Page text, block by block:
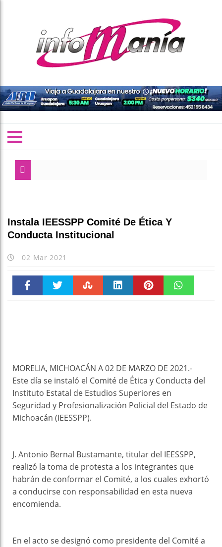
Instala IEESSPP Comité De Ética Y
Conducta Institucional
02 Mar 2021
MORELIA, MICHOACÁN A 02 DE MARZO DE 2021.-
Este día se instaló el Comité de Ética y Conducta del
Instituto Estatal de Estudios Superiores en
Seguridad y Profesionalización Policial del Estado de
Michoacán (IEESSPP).
J. Antonio Bernal Bustamante, titular del IEESSPP,
realizó la toma de protesta a los integrantes que
habrán de conformar el Comité, a los cuales exhortó
a conducirse con responsabilidad en esta nueva
encomienda.
En el acto se designó como presidente del Comité a